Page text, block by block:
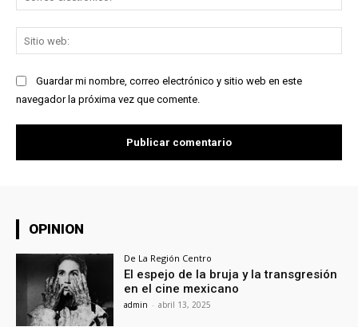
Guardar mi nombre, correo electrónico y sitio web en este
navegador la próxima vez que comente.
OPINION
De La Región Centro
El espejo de la bruja y la transgresión
en el cine mexicano
admin - abril 13, 2025